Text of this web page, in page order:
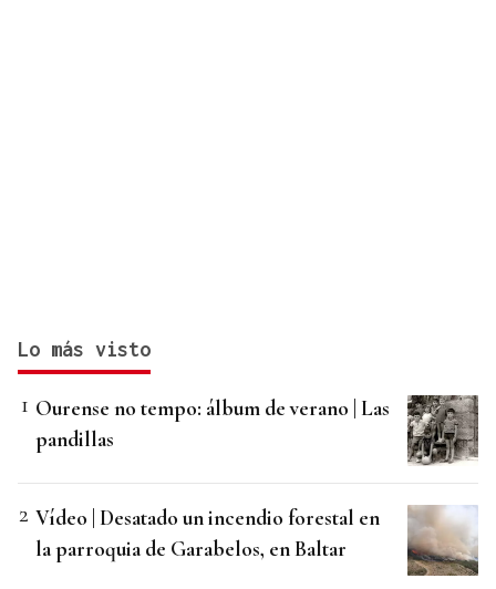
Lo más visto
Ourense no tempo: álbum de verano | Las
pandillas
Vídeo | Desatado un incendio forestal en
la parroquia de Garabelos, en Baltar